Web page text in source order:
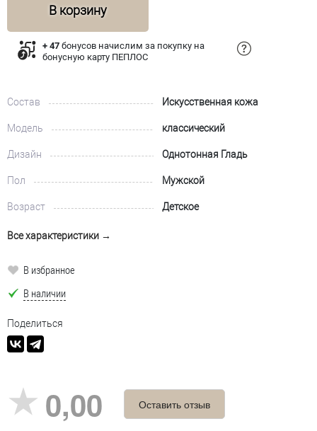
В корзину
+ 47 бонусов начислим за покупку на
бонусную карту ПЕПЛОС
Состав Искусственная кожа
Модель классический
Дизайн Однотонная Гладь
Пол Мужской
Возраст Детское
Все характеристики →
В избранное
В наличии
Поделиться
0,00 Оставить отзыв